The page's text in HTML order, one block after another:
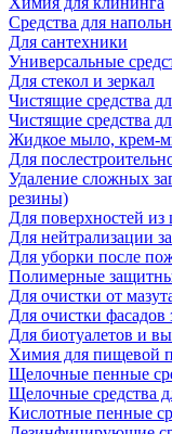
Средства для
Для сантехники
Универсальные
Для стекол и зеркал
Чистящие средства
Чистящие средства
Жидкое мыло, крем-
Для
Удаление сложных
резины)
Для поверхностей
Для нейтрализации
Для уборки после
Полимерные
Для очистки от
Для очистки фасадов
Для биотуалетов и
Химия для пищевой
Щелочные пенные
Щелочные средства
Кислотные пенные